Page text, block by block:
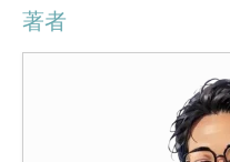
著者